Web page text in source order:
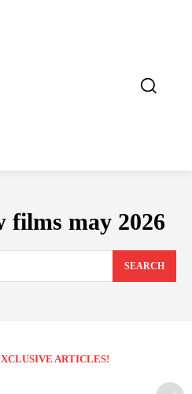
films may 2026
SEARCH
ARTICLES!